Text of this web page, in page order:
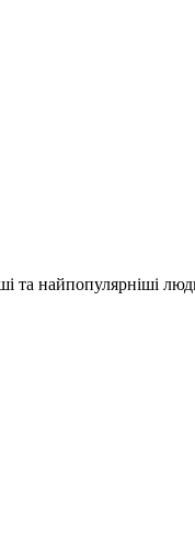
найпопулярніші